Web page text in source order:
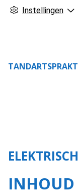
Instellingen
INHOUD